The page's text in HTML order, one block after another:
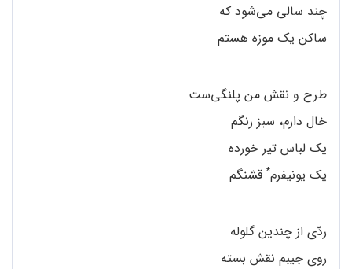
چند سالی می‌شود که
ساکن یک موزه هستم
طرح و نقش من پلنگی‌ست
خال دارم، سبز رنگم
یک لباس تیر خورده
یک یونیفرم* قشنگم
ردّی از چندین گلوله
روی جیبم نقش بسته